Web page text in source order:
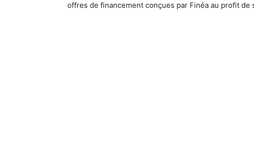
offres de financement conçues par Finéa au profit de